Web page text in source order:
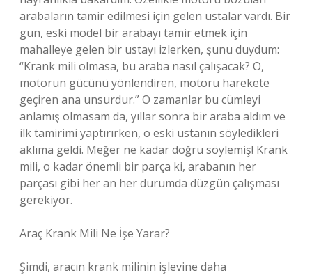
arabaların tamir edilmesi için gelen ustalar vardı. Bir
gün, eski model bir arabayı tamir etmek için
mahalleye gelen bir ustayı izlerken, şunu duydum:
“Krank mili olmasa, bu araba nasıl çalışacak? O,
motorun gücünü yönlendiren, motoru harekete
geçiren ana unsurdur.” O zamanlar bu cümleyi
anlamış olmasam da, yıllar sonra bir araba aldım ve
ilk tamirimi yaptırırken, o eski ustanın söyledikleri
aklıma geldi. Meğer ne kadar doğru söylemiş! Krank
mili, o kadar önemli bir parça ki, arabanın her
parçası gibi her an her durumda düzgün çalışması
gerekiyor.
Araç Krank Mili Ne İşe Yarar?
Şimdi, aracın krank milinin işlevine daha